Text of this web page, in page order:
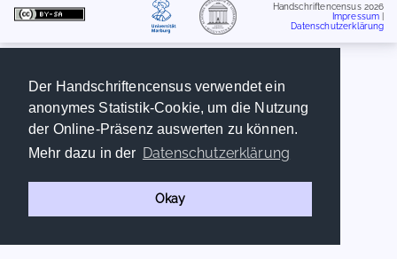
Der Handschriftencensus verwendet ein
anonymes Statistik-Cookie, um die Nutzung
der Online-Präsenz auswerten zu können.
Mehr dazu in der Datenschutzerklärung
Okay
Handschriftencensus 2026
Impressum
Datenschutzerklärung